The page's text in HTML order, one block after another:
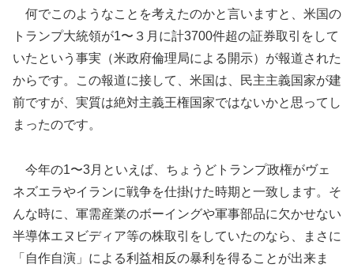
何でこのようなことを考えたのかと言いますと、米国の
トランプ大統領が1〜３月に計3700件超の証券取引をして
いたという事実（米政府倫理局による開示）が報道された
からです。この報道に接して、米国は、民主主義国家が建
前ですが、実質は絶対主義王権国家ではないかと思ってし
まったのです。
今年の1〜3月といえば、ちょうどトランプ政権がヴェ
ネズエラやイランに戦争を仕掛けた時期と一致します。そ
んな時に、軍需産業のボーイングや軍事部品に欠かせない
半導体エヌビディア等の株取引をしていたのなら、まさに
「自作自演」による利益相反の暴利を得ることが出来ま